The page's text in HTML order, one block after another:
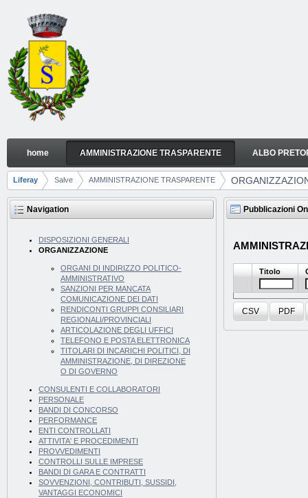
Skip to Content
ORGANIZZAZIONE
Navigation
home AMMINISTRAZIONE TRASPARENTE ALBO
Breadcrumbs
Liferay Salve AMMINISTRAZIONE TRASPARENTE
Navigation
DISPOSIZIONI GENERALI
ORGANIZZAZIONE
ORGANI DI INDIRIZZO POLITICO-
AMMINISTRATIVO
SANZIONI PER MANCATA
COMUNICAZIONE DEI DATI
RENDICONTI GRUPPI CONSILIARI
REGIONALI/PROVINCIALI
ARTICOLAZIONE DEGLI UFFICI
TELEFONO E POSTA ELETTRONICA
TITOLARI DI INCARICHI POLITICI, DI
AMMINISTRAZIONE, DI DIREZIONE
O DI GOVERNO
CONSULENTI E COLLABORATORI
PERSONALE
BANDI DI CONCORSO
PERFORMANCE
ENTI CONTROLLATI
ATTIVITA' E PROCEDIMENTI
PROVVEDIMENTI
CONTROLLI SULLE IMPRESE
BANDI DI GARA E CONTRATTI
SOVVENZIONI, CONTRIBUTI, SUSSIDI,
VANTAGGI ECONOMICI
Pubblicazioni
Titolo
CSV PDF